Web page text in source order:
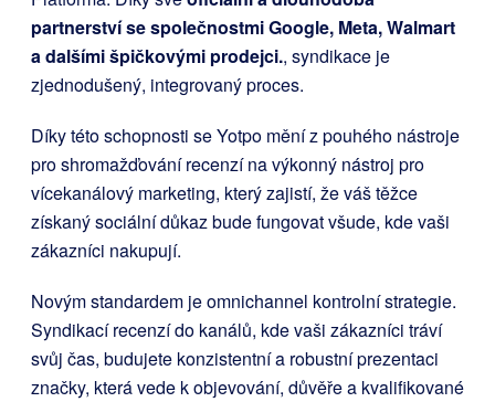
partnerství se společnostmi Google, Meta, Walmart
a dalšími špičkovými prodejci., syndikace je
zjednodušený, integrovaný proces.
Díky této schopnosti se Yotpo mění z pouhého nástroje
pro shromažďování recenzí na výkonný nástroj pro
vícekanálový marketing, který zajistí, že váš těžce
získaný sociální důkaz bude fungovat všude, kde vaši
zákazníci nakupují.
Novým standardem je omnichannel kontrolní strategie.
Syndikací recenzí do kanálů, kde vaši zákazníci tráví
svůj čas, budujete konzistentní a robustní prezentaci
značky, která vede k objevování, důvěře a kvalifikované